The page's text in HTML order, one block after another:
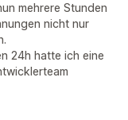
mehrere Stunden
nicht nur
24h hatte ich eine